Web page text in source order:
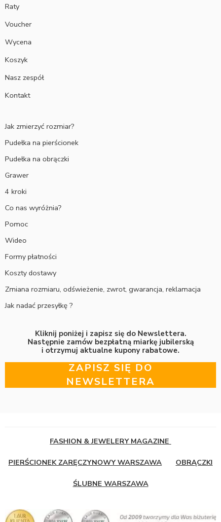
Raty
Voucher
Wycena
Koszyk
Nasz zespół
Kontakt
Jak zmierzyć rozmiar?
Pudełka na pierścionek
Pudełka na obrączki
Grawer
4 kroki
Co nas wyróżnia?
Pomoc
Wideo
Formy płatności
Koszty dostawy
Zmiana rozmiaru, odświeżenie, zwrot, gwarancja, reklamacja
Jak nadać przesyłkę ?
Kliknij poniżej i zapisz się do Newslettera.
Następnie zamów bezpłatną miarkę jubilerską
i otrzymuj aktualne kupony rabatowe.
ZAPISZ SIĘ DO
NEWSLETTERA
FASHION & JEWELERY MAGAZINE
PIERŚCIONEK ZARĘCZYNOWY WARSZAWA OBRĄCZKI
ŚLUBNE WARSZAWA